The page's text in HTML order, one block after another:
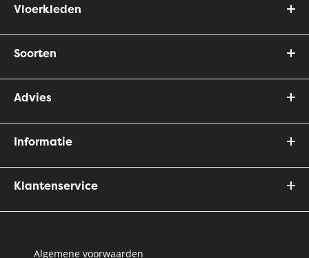
Vloerkleden
Soorten
Advies
Informatie
Klantenservice
Algemene voorwaarden